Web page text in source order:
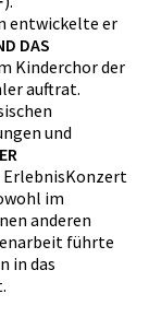
entwickelte er
DAS
Kinderchor der
auftrat.
und
ErlebnisKonzert
im
anderen
führte
in das